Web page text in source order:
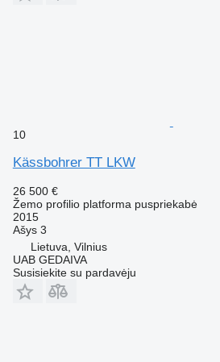
10
Kässbohrer TT LKW
26 500 €
Žemo profilio platforma puspriekabė
2015
Ašys 3
Lietuva, Vilnius
UAB GEDAIVA
Susisiekite su pardavėju